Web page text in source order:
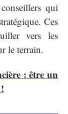
qui
Ces
vers les
le terrain.
: être un